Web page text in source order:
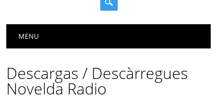
Menú principal
MENU
Descargas / Descàrregues
Novelda Radio